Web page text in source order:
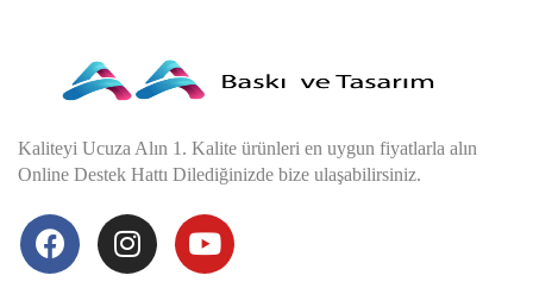
Kaliteyi Ucuza Alın 1. Kalite ürünleri en uygun fiyatlarla alın
Online Destek Hattı Dilediğinizde bize ulaşabilirsiniz.